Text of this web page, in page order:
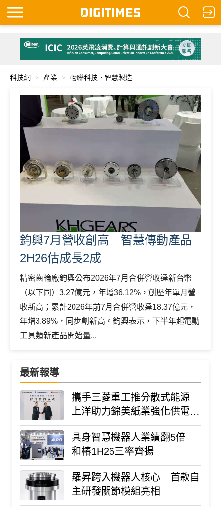
科技網 產業 物聯科技．智慧製造
鈞興7月營收創高 智慧傳動產品
2H26估成長2成
精密齒輪廠鈞興公布2026年7月合併營收達新台幣
（以下同）3.27億元，年增36.12%，創歷年單月營
收新高；累計2026年前7月合併營收達18.37億元，
年增3.89%，同步創新高。鈞興表示，下半年起電動
工具類新產品開始量...
最新報導
攜手三菱重工推分散式能源
上洋助力錦美紙業強化供電韌
性與ESG轉型
具身智慧機器人業績翻5倍
和椿1H26三率齊揚
羅昇跨入機器人核心 首款自
主研發關節模組亮相